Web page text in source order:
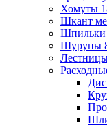
Хомуты
Шкант
Шпильки
Шурупы